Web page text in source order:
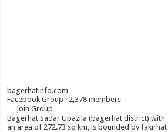
bagerhatinfo.com
Facebook Group · 2,378 members
Join Group
Bagerhat Sadar Upazila (bagerhat district) with
an area of 272.73 sq km, is bounded by fakirhat